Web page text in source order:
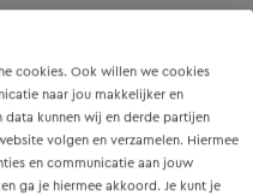
cookies. Ook willen we cookies
naar jou makkelijker en
kunnen wij en derde partijen
volgen en verzamelen. Hiermee
en communicatie aan jouw
ga je hiermee akkoord. Je kunt je